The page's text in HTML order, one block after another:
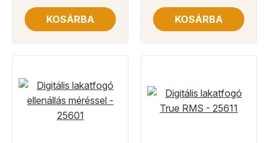
KOSÁRBA KOSÁRBA